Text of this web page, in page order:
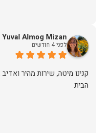
Yuval Almog Mizan
לפני 4 חודשים
קנינו מיטה, שירות מהיר
הבית